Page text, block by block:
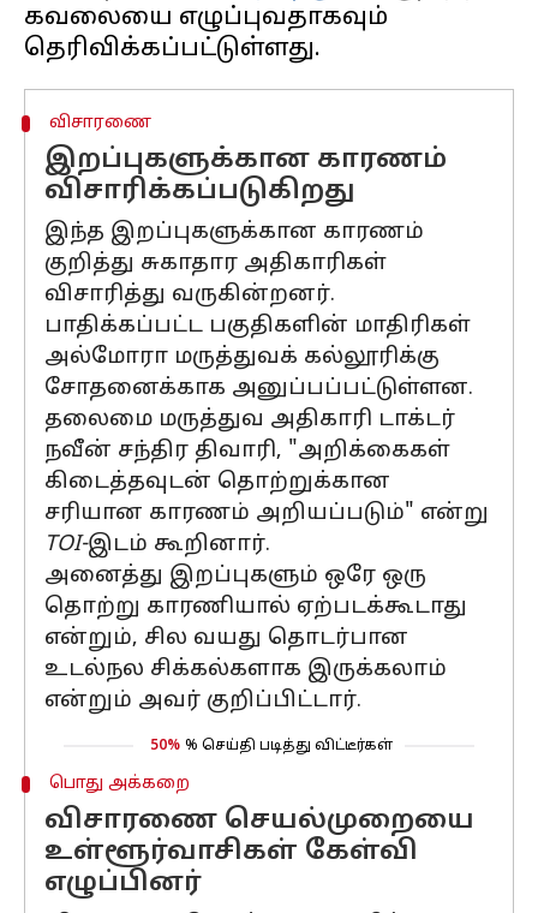
கவலையை எழுப்புவதாகவும்
விசாரணை
இறப்புகளுக்கான காரணம்
விசாரிக்கப்படுகிறது
இந்த இறப்புகளுக்கான காரணம்
குறித்து சுகாதார அதிகாரிகள்
விசாரித்து வருகின்றனர்.
பாதிக்கப்பட்ட பகுதிகளின் மாதிரிகள்
அல்மோரா மருத்துவக் கல்லூரிக்கு
சோதனைக்காக அனுப்பப்பட்டுள்ளன.
தலைமை மருத்துவ அதிகாரி டாக்டர்
நவீன் சந்திர திவாரி, "அறிக்கைகள்
கிடைத்தவுடன் தொற்றுக்கான
சரியான காரணம் அறியப்படும்" என்று
TOI-இடம் கூறினார்.
அனைத்து இறப்புகளும் ஒரே ஒரு
தொற்று காரணியால் ஏற்படக்கூடாது
என்றும், சில வயது தொடர்பான
உடல்நல சிக்கல்களாக இருக்கலாம்
என்றும் அவர் குறிப்பிட்டார்.
50% % செய்தி படித்து விட்டீர்கள்
பொது அக்கறை
விசாரணை செயல்முறையை
உள்ளூர்வாசிகள் கேள்வி
எழுப்பினர்